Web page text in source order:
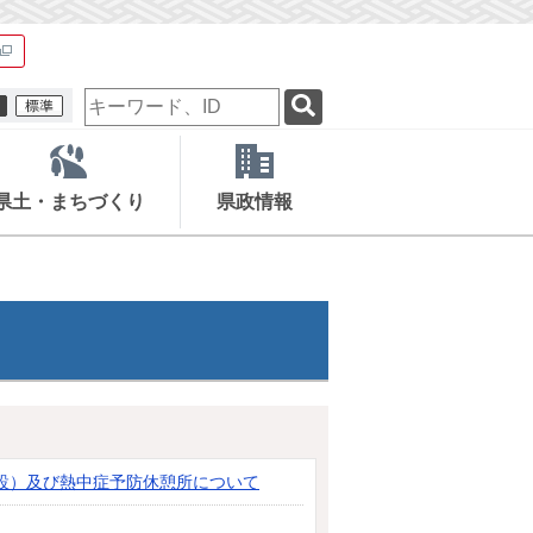
検
索
ー
ー
ド
土・まちづくり 県政情報
）及び熱中症予防休憩所について